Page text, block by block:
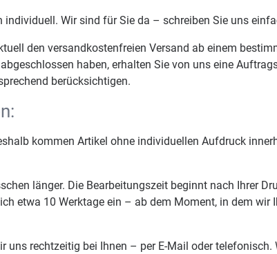
Wir sind für Sie da – schreiben Sie uns
den versandkostenfreien Versand ab einem
haben, erhalten Sie von uns eine
berücksichtigen.
kommen Artikel ohne individuellen Aufdruck
länger. Die Bearbeitungszeit beginnt nach Ihrer
etwa 10 Werktage ein – ab dem Moment, in dem
uns rechtzeitig bei Ihnen – per E-Mail oder